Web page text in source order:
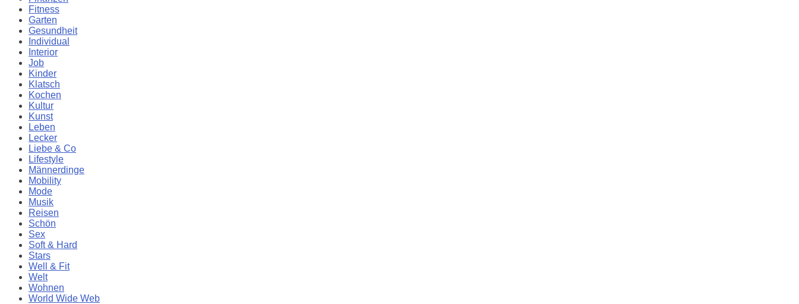
Fitness
Garten
Gesundheit
Individual
Interior
Job
Kinder
Klatsch
Kochen
Kultur
Kunst
Leben
Lecker
Liebe & Co
Lifestyle
Männerdinge
Mobility
Mode
Musik
Reisen
Schön
Sex
Soft & Hard
Stars
Well & Fit
Welt
Wohnen
World Wide Web